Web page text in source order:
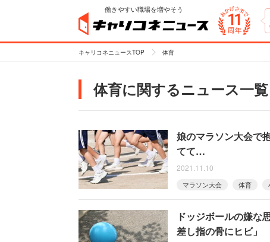
働きやすい職場を増やそう
キャリコネニュースTOP 体育
体育に関するニュース一覧
娘のマラソン大会で
てて…
2021.11.10
マラソン大会 体育
ドッジボールの嫌な
差し指の骨にヒビ」